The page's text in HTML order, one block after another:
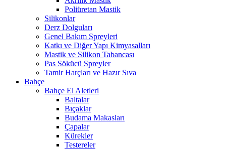
Poliüretan Mastik
Silikonlar
Derz Dolguları
Genel Bakım Spreyleri
Katkı ve Diğer Yapı Kimyasalları
Mastik ve Silikon Tabancası
Pas Sökücü Spreyler
Tamir Harçları ve Hazır Sıva
Bahçe
Bahçe El Aletleri
Baltalar
Bıçaklar
Budama Makasları
Çapalar
Kürekler
Testereler